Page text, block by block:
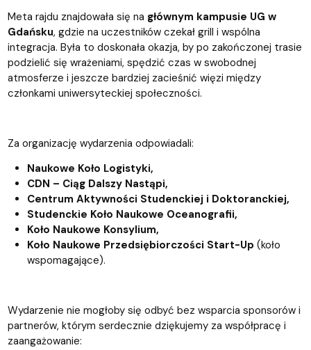
Meta rajdu znajdowała się na głównym kampusie UG w
Gdańsku, gdzie na uczestników czekał grill i wspólna
integracja. Była to doskonała okazja, by po zakończonej trasie
podzielić się wrażeniami, spędzić czas w swobodnej
atmosferze i jeszcze bardziej zacieśnić więzi między
członkami uniwersyteckiej społeczności.
Za organizację wydarzenia odpowiadali:
Naukowe Koło Logistyki,
CDN – Ciąg Dalszy Nastąpi,
Centrum Aktywności Studenckiej i Doktoranckiej,
Studenckie Koło Naukowe Oceanografii,
Koło Naukowe Konsylium,
Koło Naukowe Przedsiębiorczości Start-Up (koło
wspomagające).
Wydarzenie nie mogłoby się odbyć bez wsparcia sponsorów i
partnerów, którym serdecznie dziękujemy za współpracę i
zaangażowanie: